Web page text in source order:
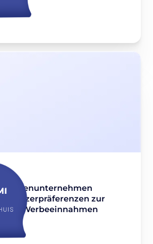
Medienunternehmen
Nutzerpräferenzen zur
der Werbeeinnahmen